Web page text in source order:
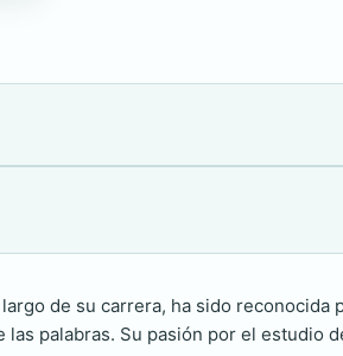
de su carrera, ha sido reconocida
palabras. Su pasión por el estudio